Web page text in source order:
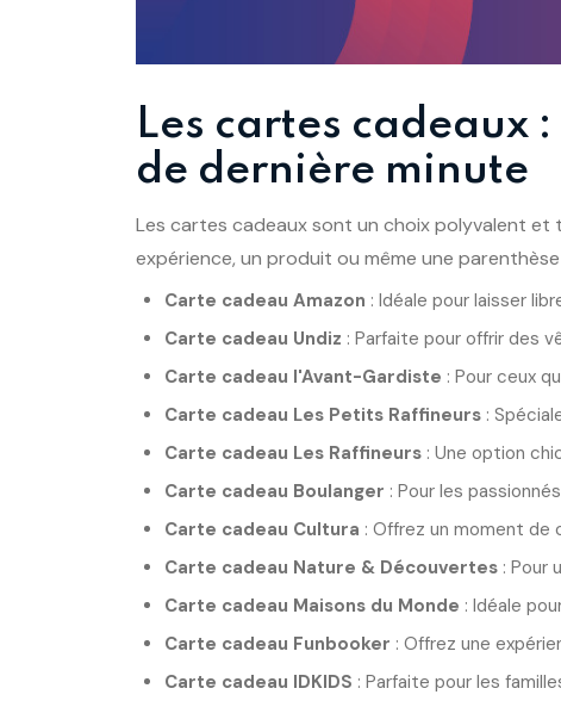
Les cartes cadeaux
de dernière minute
Les cartes cadeaux sont un choix polyvalent et
expérience, un produit ou même une
Carte cadeau Amazon : Idéale pour laisser
Carte cadeau Undiz : Parfaite pour offrir des
Carte cadeau l'Avant-Gardiste : Pour ceux
Carte cadeau Les Petits Raffineurs :
Carte cadeau Les Raffineurs : Une option
Carte cadeau Boulanger : Pour les
Carte cadeau Cultura : Offrez un moment de
Carte cadeau Nature & Découvertes : Pour
Carte cadeau Maisons du Monde : Idéale
Carte cadeau Funbooker : Offrez une
Carte cadeau IDKIDS : Parfaite pour les